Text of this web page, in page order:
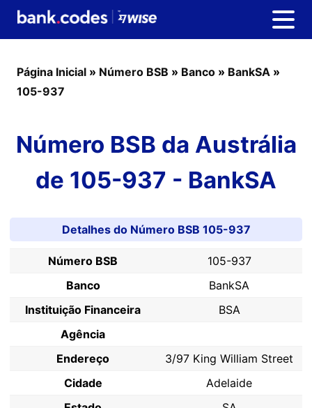
Página Inicial » Número BSB » Banco » BankSA »
105-937
Número BSB da Austrália
de 105-937 - BankSA
Detalhes do Número BSB 105-937
Número BSB
105-937
Banco
BankSA
Instituição Financeira
BSA
Agência
Endereço
3/97 King William Street
Cidade
Adelaide